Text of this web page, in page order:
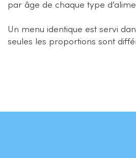
par âge de chaque type
Un menu identique est servi
seules les proportions sont